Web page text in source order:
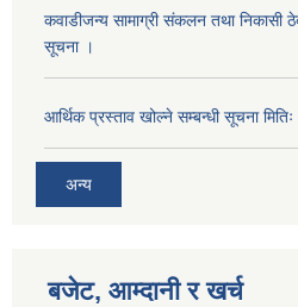
कवाडीजन्य सामाग्री संकलन तथा निकासी
सूचना ।
आर्थिक प्रस्ताव खोल्ने सम्बन्धी सूचना
अन्य
बजेट, आम्दानी र खर्च